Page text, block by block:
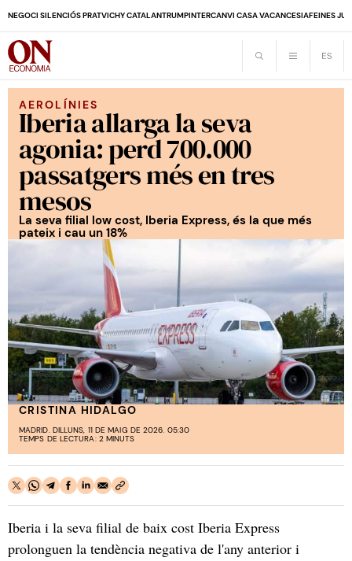
NEGOCI SILENCIÓS PRATVICHY CATALANTRUMPINTERCANVI CASA VACANCESIAFEINES
AEROLÍNIES
Iberia allarga la seva
agonia: perd 700.000
passatgers més en tres
mesos
La seva filial low cost, Iberia Express, és la que més
pateix i cau un 18%
CRISTINA HIDALGO
MADRID. DILLUNS, 11 DE MAIG DE 2026. 05:30
TEMPS DE LECTURA: 2 MINUTS
Iberia i la seva filial de baix cost Iberia Express
prolonguen la tendència negativa de l'any anterior i